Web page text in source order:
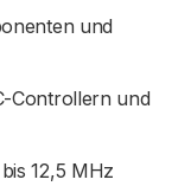
und
Controllern und
12,5 MHz